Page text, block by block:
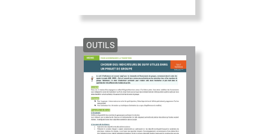
OUTILS